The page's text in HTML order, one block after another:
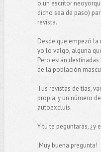
o un escritor
dicho sea de paso)
revista.
Desde que empezó
yo lo valgo, alguna
Pero están
de la población
Tus revistas de tías,
propia, y un número
autoexcluís.
Y tú te peguntarás, ¿y
¡Muy buena pregunta!